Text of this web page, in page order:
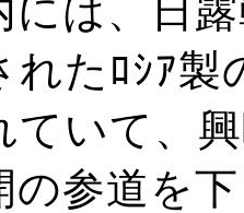
には、日
れたﾛｼｱ
ていて、
の参道を